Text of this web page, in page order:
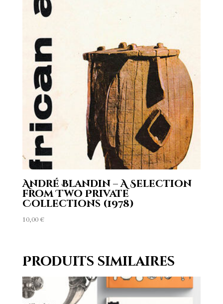
André Blandin – A Selection
from Two Private
Collections (1978)
10,00 €
Produits similaires